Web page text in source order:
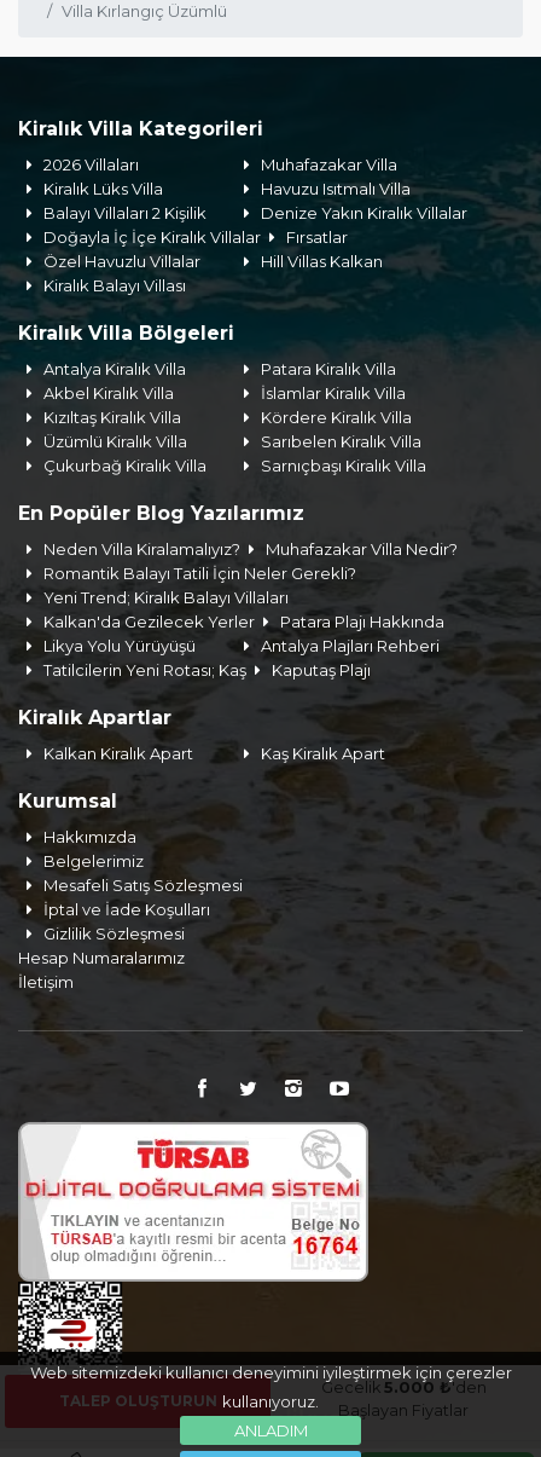
Villa Kırlangıç Üzümlü
Kiralık Villa Kategorileri
2026 Villaları
Muhafazakar Villa
Kiralık Lüks Villa
Havuzu Isıtmalı Villa
Balayı Villaları 2 Kişilik
Denize Yakın Kiralık Villalar
Doğayla İç İçe Kiralık Villalar
Fırsatlar
Özel Havuzlu Villalar
Hill Villas Kalkan
Kiralık Balayı Villası
Kiralık Villa Bölgeleri
Antalya Kiralık Villa
Patara Kiralık Villa
Akbel Kiralık Villa
İslamlar Kiralık Villa
Kızıltaş Kiralık Villa
Kördere Kiralık Villa
Üzümlü Kiralık Villa
Sarıbelen Kiralık Villa
Çukurbağ Kiralık Villa
Sarnıçbaşı Kiralık Villa
En Popüler Blog Yazılarımız
Neden Villa Kiralamalıyız?
Muhafazakar Villa Nedir?
Romantik Balayı Tatili İçin Neler Gerekli?
Yeni Trend; Kiralık Balayı Villaları
Kalkan'da Gezilecek Yerler
Patara Plajı Hakkında
Likya Yolu Yürüyüşü
Antalya Plajları Rehberi
Tatilcilerin Yeni Rotası; Kaş
Kaputaş Plajı
Kiralık Apartlar
Kalkan Kiralık Apart Kaş Kiralık Apart
Kurumsal
Hakkımızda
Belgelerimiz
Mesafeli Satış Sözleşmesi
İptal ve İade Koşulları
Gizlilik Sözleşmesi
Hesap Numaralarımız
İletişim
Web sitemizdeki kullanıcı deneyimini iyileştirmek için çerezler
kullanıyoruz.
ANLADIM
TALEP OLUŞTURUN
Gecelik 5.000 ₺'den
Başlayan Fiyatlar